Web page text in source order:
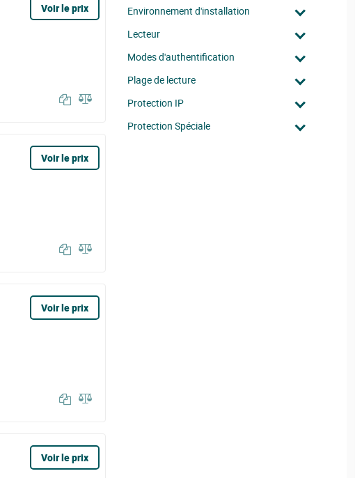
Voir le prix
Voir le prix
Voir le prix
Voir le prix
Environnement d'installation
Lecteur
Modes d'authentification
Plage de lecture
Protection IP
Protection Spéciale